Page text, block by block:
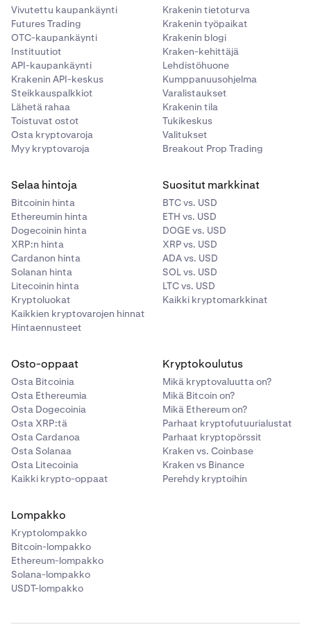
Vivutettu kaupankäynti
Futures Trading
OTC-kaupankäynti
Instituutiot
API-kaupankäynti
Krakenin API-keskus
Steikkauspalkkiot
Lähetä rahaa
Toistuvat ostot
Osta kryptovaroja
Myy kryptovaroja
Krakenin tietoturva
Krakenin työpaikat
Krakenin blogi
Kraken-kehittäjä
Lehdistöhuone
Kumppanuusohjelma
Varalistaukset
Krakenin tila
Tukikeskus
Valitukset
Breakout Prop Trading
Selaa hintoja
Bitcoinin hinta
Ethereumin hinta
Dogecoinin hinta
XRP:n hinta
Cardanon hinta
Solanan hinta
Litecoinin hinta
Kryptoluokat
Kaikkien kryptovarojen hinnat
Hintaennusteet
Suositut markkinat
BTC vs. USD
ETH vs. USD
DOGE vs. USD
XRP vs. USD
ADA vs. USD
SOL vs. USD
LTC vs. USD
Kaikki kryptomarkkinat
Osto-oppaat
Osta Bitcoinia
Osta Ethereumia
Osta Dogecoinia
Osta XRP:tä
Osta Cardanoa
Osta Solanaa
Osta Litecoinia
Kaikki krypto-oppaat
Kryptokoulutus
Mikä kryptovaluutta on?
Mikä Bitcoin on?
Mikä Ethereum on?
Parhaat kryptofutuurialustat
Parhaat kryptopörssit
Kraken vs. Coinbase
Kraken vs Binance
Perehdy kryptoihin
Lompakko
Kryptolompakko
Bitcoin-lompakko
Ethereum-lompakko
Solana-lompakko
USDT-lompakko